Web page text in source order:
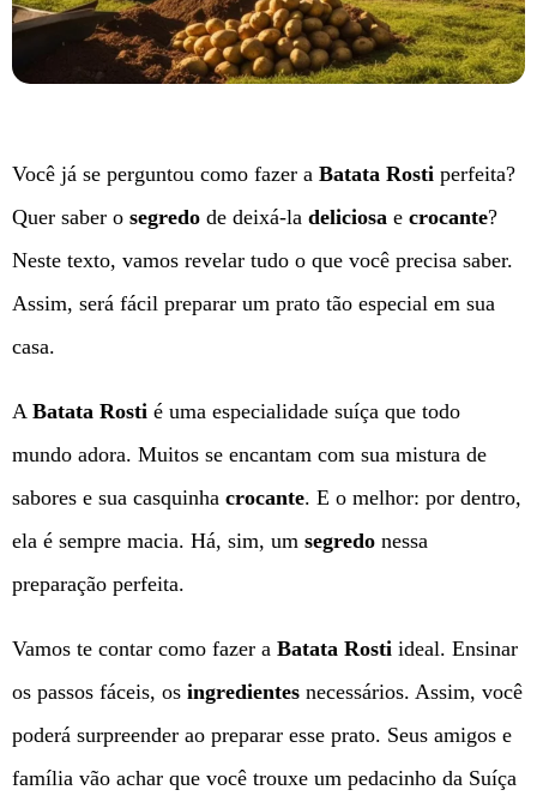
Você já se perguntou como fazer a Batata Rosti perfeita?
Quer saber o segredo de deixá-la deliciosa e crocante?
Neste texto, vamos revelar tudo o que você precisa saber.
Assim, será fácil preparar um prato tão especial em sua
casa.
A Batata Rosti é uma especialidade suíça que todo
mundo adora. Muitos se encantam com sua mistura de
sabores e sua casquinha crocante. E o melhor: por dentro,
ela é sempre macia. Há, sim, um segredo nessa
preparação perfeita.
Vamos te contar como fazer a Batata Rosti ideal. Ensinar
os passos fáceis, os ingredientes necessários. Assim, você
poderá surpreender ao preparar esse prato. Seus amigos e
família vão achar que você trouxe um pedacinho da Suíça